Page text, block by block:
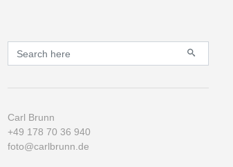
Primary
Search for:
Carl Brunn
+49 178 70 36 940
foto@carlbrunn.de